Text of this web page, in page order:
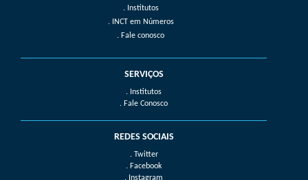
Institutos
INCT em Números
Fale conosco
SERVIÇOS
. Institutos
. Fale Conosco
REDES SOCIAIS
. Twitter
. Facebook
. Instagram